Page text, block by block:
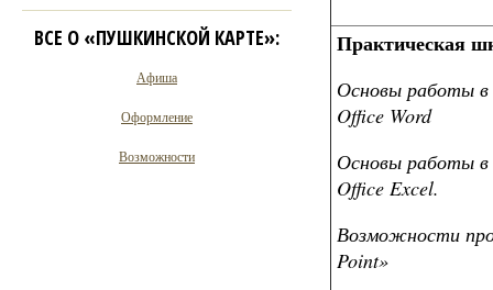
Практическая
Основы работы в
Office Word
Основы работы в
Office Excel.
Возможности
Point»
ВСЕ О «ПУШКИНСКОЙ КАРТЕ»:
Афиша
Оформление
Возможности